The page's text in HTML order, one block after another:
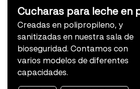
Cucharas para leche en
Creadas en polipropileno, y
sanitizadas en nuestra sala de
bioseguridad. Contamos con
varios modelos de diferentes
capacidades.